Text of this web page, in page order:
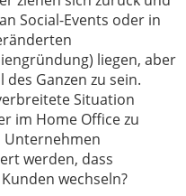
Social-Events oder in
liegen, aber
Ganzen zu sein.
Situation
im Home Office zu
Unternehmen
werden, dass
wechseln?